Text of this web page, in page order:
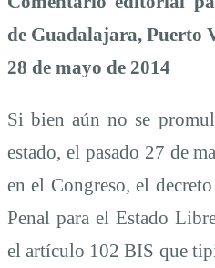
de Guadalajara, Puerto
28 de mayo de 2014
Si bien aún no se
estado, el pasado 27 de
en el Congreso, el
Penal para el Estado
el artículo 102 BIS que